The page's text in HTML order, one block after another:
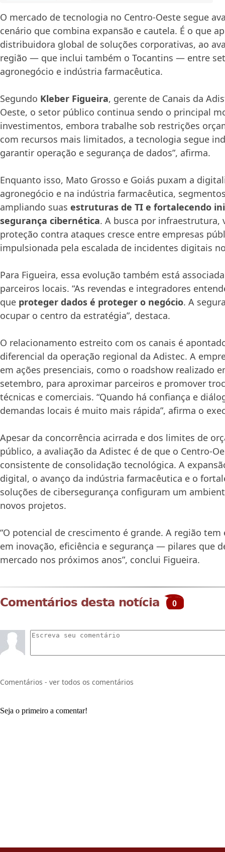
O mercado de tecnologia no Centro-Oeste segue
cenário que combina expansão e cautela. É o que
distribuidora global de soluções corporativas, ao
região — que inclui também o Tocantins — entre
agronegócio e indústria farmacêutica.
Segundo Kleber Figueira, gerente de Canais da
Oeste, o setor público continua sendo o principal
investimentos, embora trabalhe sob restrições
com recursos mais limitados, a tecnologia segue
garantir operação e segurança de dados”, afirma.
Enquanto isso, Mato Grosso e Goiás puxam a
agronegócio e na indústria farmacêutica,
ampliando suas estruturas de TI e fortalecendo
segurança cibernética. A busca por infraestrutura,
proteção contra ataques cresce entre empresas
impulsionada pela escalada de incidentes digitais
Para Figueira, essa evolução também está
parceiros locais. “As revendas e integradores
que proteger dados é proteger o negócio. A
ocupar o centro da estratégia”, destaca.
O relacionamento estreito com os canais é
diferencial da operação regional da Adistec. A
em ações presenciais, como o roadshow realizado
setembro, para aproximar parceiros e promover
técnicas e comerciais. “Quando há confiança e
demandas locais é muito mais rápida”, afirma o
Apesar da concorrência acirrada e dos limites de
público, a avaliação da Adistec é de que o Centro-
consistente de consolidação tecnológica. A
digital, o avanço da indústria farmacêutica e o
soluções de cibersegurança configuram um
novos projetos.
“O potencial de crescimento é grande. A região
em inovação, eficiência e segurança — pilares que
mercado nos próximos anos”, conclui Figueira.
Comentários desta notícia 0
Comentários - ver todos os comentários
Seja o primeiro a comentar!